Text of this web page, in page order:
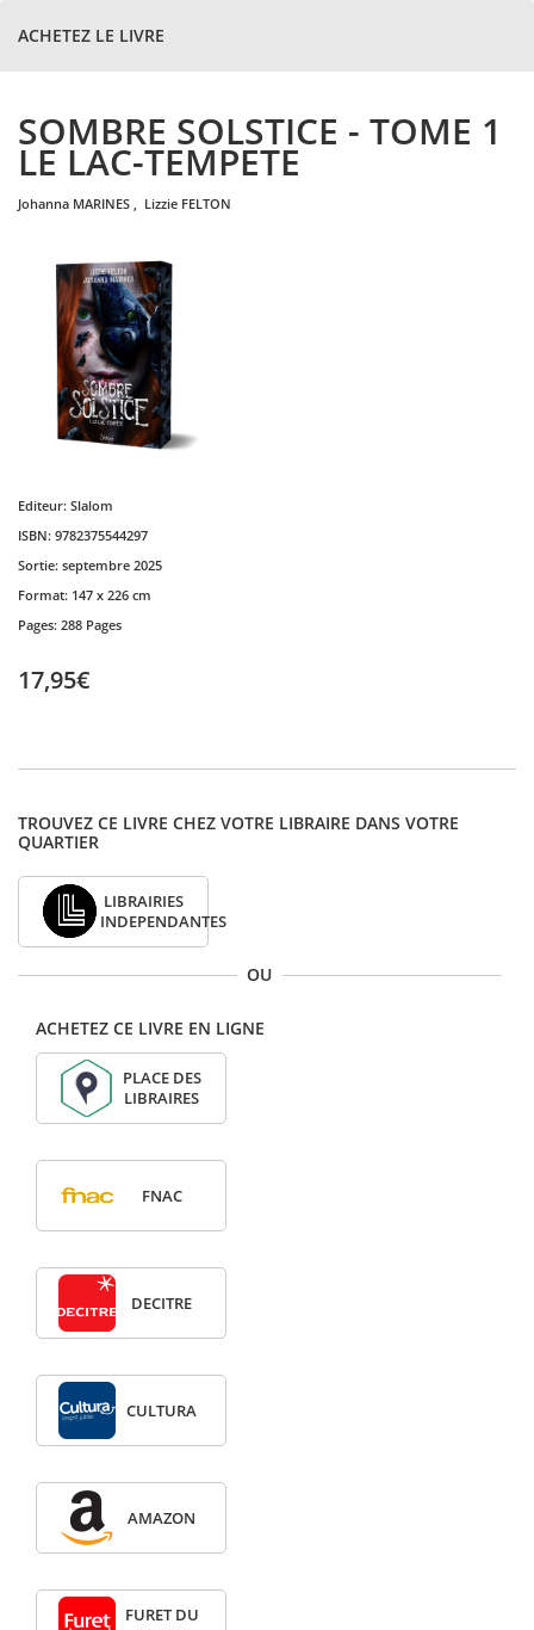
ACHETEZ LE LIVRE
SOMBRE SOLSTICE - TOME 1
LE LAC-TEMPETE
johanna MARINES , lizzie FELTON
Editeur: Slalom
ISBN: 9782375544297
Sortie: septembre 2025
Format: 147 x 226 cm
Pages: 288 Pages
17,95€
TROUVEZ CE LIVRE CHEZ VOTRE LIBRAIRE DANS VOTRE
QUARTIER
LIBRAIRIES
INDEPENDANTES
OU
ACHETEZ CE LIVRE EN LIGNE
PLACE DES
LIBRAIRES
FNAC
DECITRE
CULTURA
AMAZON
FURET DU